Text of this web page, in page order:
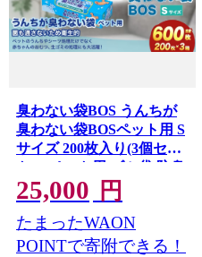
臭わない袋BOS うんちが
臭わない袋BOSペット用 S
サイズ 200枚入り(3個セッ
ト) ペット用 ゴミ袋 防臭
生ゴミ ビニール袋 防臭 ペ
ット 赤ちゃん おむつ 防臭
袋 臭わない セット 小樽市
北海道
25,000 円
たまったWAON
POINTで寄附できる！